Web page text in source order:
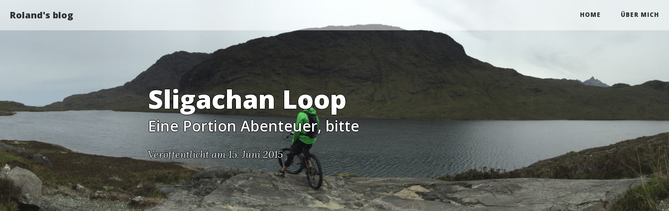
Roland's blog HOME ÜBER MICH
Sligachan Loop
Eine Portion Abenteuer, bitte
Veröffentlicht am 15. Juni 2015